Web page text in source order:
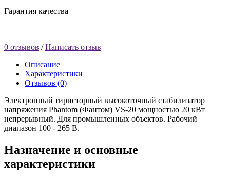
Гарантия качества
0 отзывов /Написать отзыв
Описание
Характеристики
Отзывов (0)
Электронный тиристорный высокоточный стабилизатор
напряжения Phantom (Фантом) VS-20 мощностью 20 кВт
непрерывный. Для промышленных объектов. Рабочий
диапазон 100 - 265 В.
Назначение и основные
характеристики